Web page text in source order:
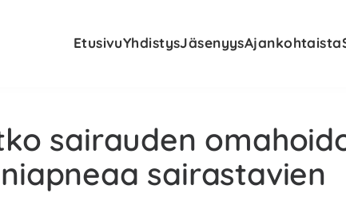
EtusivuYhdistysJäsenyysAjankohtaista
sairauden
sairastavien